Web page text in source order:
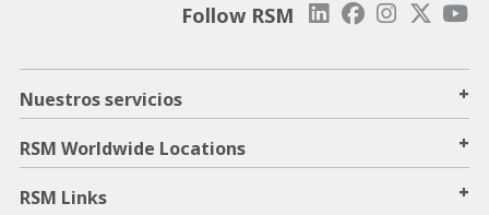
Follow RSM
Nuestros servicios +
RSM Worldwide Locations +
RSM Links +